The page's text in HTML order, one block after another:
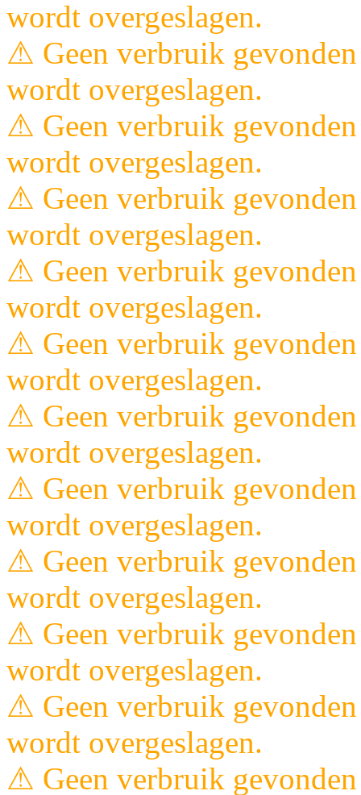
wordt overgeslagen.
⚠ Geen verbruik
wordt overgeslagen.
⚠ Geen verbruik
wordt overgeslagen.
⚠ Geen verbruik
wordt overgeslagen.
⚠ Geen verbruik
wordt overgeslagen.
⚠ Geen verbruik
wordt overgeslagen.
⚠ Geen verbruik
wordt overgeslagen.
⚠ Geen verbruik
wordt overgeslagen.
⚠ Geen verbruik
wordt overgeslagen.
⚠ Geen verbruik
wordt overgeslagen.
⚠ Geen verbruik
wordt overgeslagen.
⚠ Geen verbruik